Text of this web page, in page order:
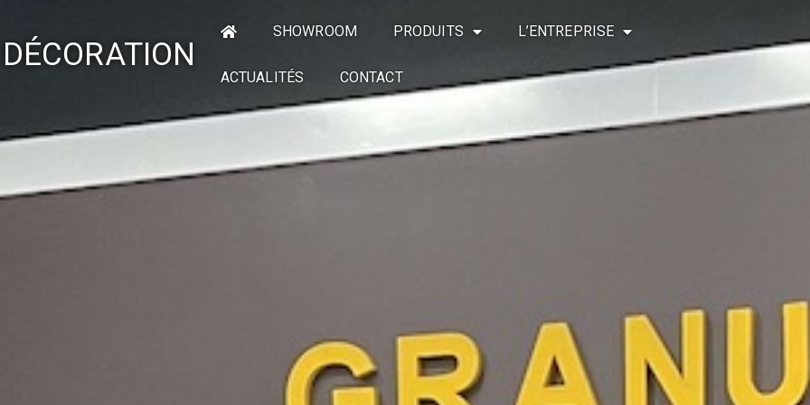
SHOWROOM PRODUITS L’ENTREPRISE
ACTUALITÉS CONTACT